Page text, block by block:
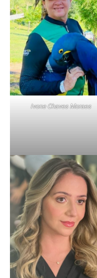
Ivone Chaves Moraes